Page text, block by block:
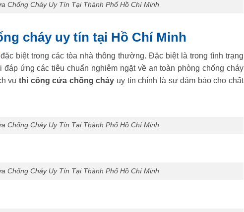
Chống Cháy Uy Tín Tại Thành Phố Hồ Chí Minh
cháy uy tín tại Hồ Chí Minh
đặc biệt trong các tòa nhà thông thường. Đặc biệt là trong tình trạng
ứng các tiêu chuẩn nghiêm ngặt về an toàn phòng chống cháy
vụ thi công cửa chống cháy uy tín chính là sự đảm bảo cho chất
Chống Cháy Uy Tín Tại Thành Phố Hồ Chí Minh
Chống Cháy Uy Tín Tại Thành Phố Hồ Chí Minh